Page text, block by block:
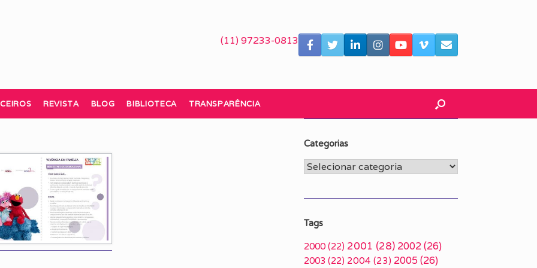
(11) 97233-0813
REVISTA BLOG BIBLIOTECA TRANSPARÊNCIA
Categorias
Categorias
Tags
2000 (22) 2001 (28) 2002(26)
2003 (22) 2004 (23) 2005 (26)